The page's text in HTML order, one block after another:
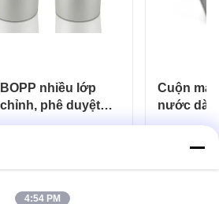
nhiều lớp
phê duyệt
giá tốt nhất
Cuộn
nước dày
20micron
4:54 PM